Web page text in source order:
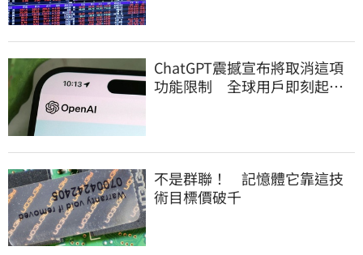
ChatGPT震撼宣布將取消這項
功能限制 全球用戶即刻起
不是群聯！ 記憶體它靠這技
術目標價破千